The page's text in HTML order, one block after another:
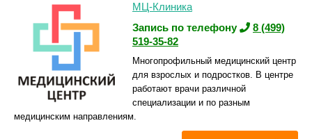
МЦ-Клиника
Запись по телефону
8 (499)
519-35-82
Многопрофильный медицинский центр
для взрослых и подростков. В центре
работают врачи различной
специализации и по разным
медицинским направлениям.